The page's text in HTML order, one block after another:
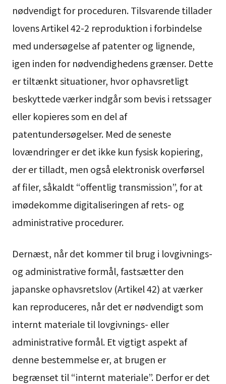
nødvendigt for proceduren. Tilsvarende tillader
lovens Artikel 42-2 reproduktion i forbindelse
med undersøgelse af patenter og lignende,
igen inden for nødvendighedens grænser. Dette
er tiltænkt situationer, hvor ophavsretligt
beskyttede værker indgår som bevis i retssager
eller kopieres som en del af
patentundersøgelser. Med de seneste
lovændringer er det ikke kun fysisk kopiering,
der er tilladt, men også elektronisk overførsel
af filer, såkaldt “offentlig transmission”, for at
imødekomme digitaliseringen af rets- og
administrative procedurer.
Dernæst, når det kommer til brug i lovgivnings-
og administrative formål, fastsætter den
japanske ophavsretslov (Artikel 42) at værker
kan reproduceres, når det er nødvendigt som
internt materiale til lovgivnings- eller
administrative formål. Et vigtigt aspekt af
denne bestemmelse er, at brugen er
begrænset til “internt materiale”. Derfor er det